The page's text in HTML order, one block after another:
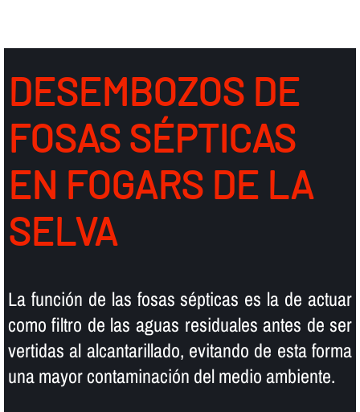
DESEMBOZOS DE
FOSAS SÉPTICAS
EN FOGARS DE LA
SELVA
La función de las fosas sépticas es la de actuar
como filtro de las aguas residuales antes de ser
vertidas al alcantarillado, evitando de esta forma
una mayor contaminación del medio ambiente.